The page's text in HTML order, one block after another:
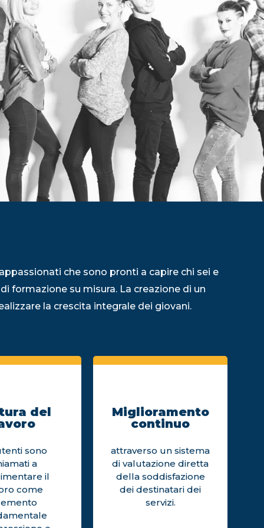
che sono pronti a capire chi sei e
formazione su misura. La creazione di un
la crescita integrale dei giovani.
del
sono
a
il
come
Miglioramento
continuo
attraverso un sistema
di valutazione diretta
della soddisfazione
dei destinatari dei
servizi.